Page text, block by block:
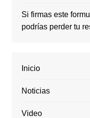
Si firmas este
podrías perder tu
Inicio
Noticias
Video